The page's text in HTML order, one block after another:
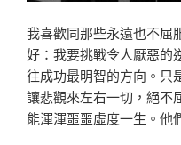
我喜歡同那些永遠也不屈
好：我要挑戰令人厭惡的
往成功最明智的方向。只
讓悲觀來左右一切，絕不
能渾渾噩噩虛度一生。他